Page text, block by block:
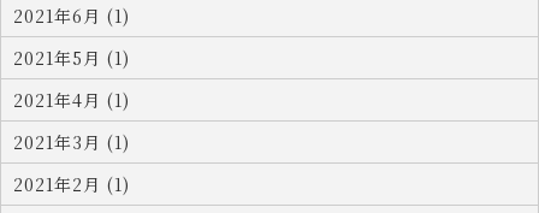
2021年6月 (1)
2021年5月 (1)
2021年4月 (1)
2021年3月 (1)
2021年2月 (1)